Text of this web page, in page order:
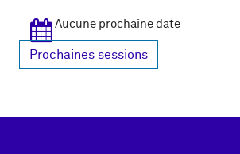
Aucune prochaine date
Prochaines sessions